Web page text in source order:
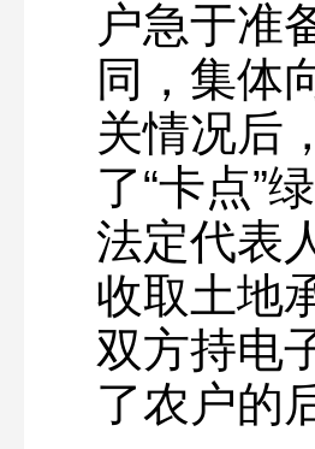
户急于准
同，集体
关情况后
了“卡点”
法定代表
收取土地
双方持电
了农户的